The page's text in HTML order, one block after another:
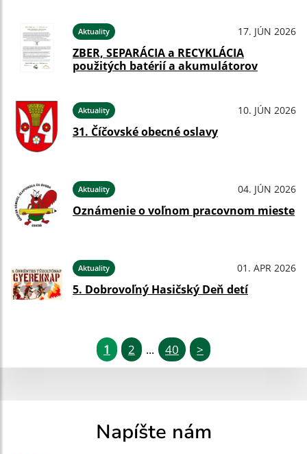
Aktuality 17. JÚN 2026
ZBER, SEPARÁCIA a RECYKLÁCIA
použitých batérií a akumulátorov
Aktuality 10. JÚN 2026
31. Číčovské obecné oslavy
Aktuality 04. JÚN 2026
Oznámenie o voľnom pracovnom mieste
Aktuality 01. APR 2026
5. Dobrovoľný Hasičský Deň detí
1 2 ... 40 >
Napíšte nám